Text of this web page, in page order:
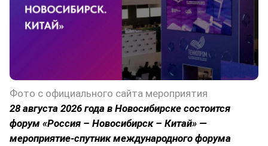
Фото с официального сайта мероприятия
28 августа 2026 года в Новосибирске состоится
форум «Россия – Новосибирск – Китай» —
мероприятие-спутник международного форума